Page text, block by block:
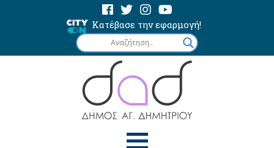
Κατέβασε την εφαρμογή!